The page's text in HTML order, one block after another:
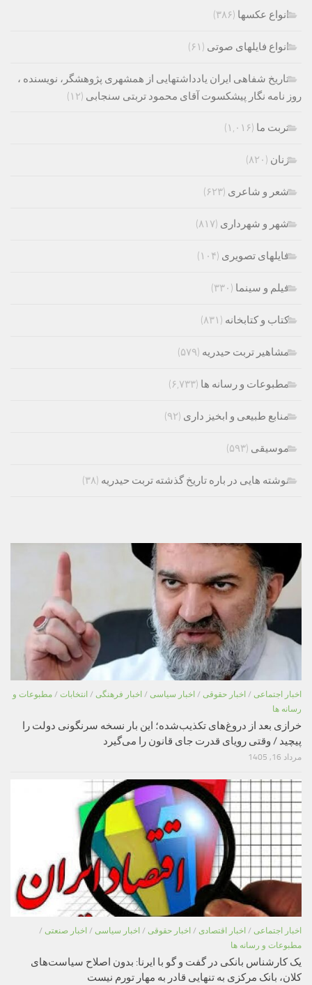
انواع عکسها (۳۸۶)
انواع فایلهای صوتی (۶۱)
تاریخ شفاهی ایران یادداشتهایی از همشهری پژوهشگر، نویسنده ،
روز نامه نگار پیشکسوت آقای محمود تربتی سنجابی (۱۲)
تربت ما (۱,۰۱۶)
زنان (۸۲۰)
شعر و شاعری (۶۲۳)
شهر و شهرداری (۸۱۷)
فایلهای تصویری (۱۰۴)
فیلم و سینما (۳۳۰)
کتاب و کتابخانه (۸۳۱)
مشاهیر تربت حیدریه (۵۷۹)
مطبوعات و رسانه ها (۶,۷۳۳)
منابع طبیعی و ابخیز داری (۹۲)
موسیقی (۵۹۳)
نوشته هایی در باره تاریخ گذشته تربت حیدریه (۳۸)
اخبار اجتماعی / اخبار حقوقی / اخبار سیاسی / اخبار فرهنگی / انتخابات / مطبوعات و
رسانه ها
خرازی بعد از دروغ‌های تکذیب‌شده؛ این بار نسخه سرنگونی دولت را
پیچید / وقتی رویای قدرت جای قانون را می‌گیرد
مرداد 16, 1405
اخبار اجتماعی / اخبار اقتصادی / اخبار حقوقی / اخبار سیاسی / اخبار صنعتی /
مطبوعات و رسانه ها
یک کارشناس بانکی در گفت و گو با ایرنا: بدون اصلاح سیاست‌های
کلان، بانک مرکزی به تنهایی قادر به مهار تورم نیست